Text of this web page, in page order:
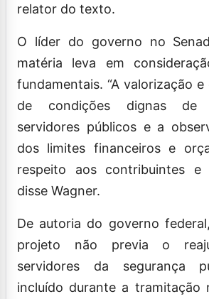
relator do texto.
O líder do governo no
matéria leva em
fundamentais. “A valorização
de condições dignas de
servidores públicos e a
dos limites financeiros e
respeito aos contribuintes e
disse Wagner.
De autoria do governo
projeto não previa o
servidores da segurança
incluído durante a tramitação